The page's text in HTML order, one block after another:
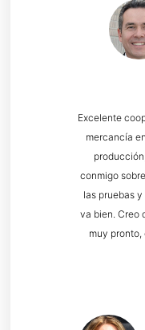
Excelente
mercancía
conmigo
las pruebas
va bien. Creo
muy pronto,